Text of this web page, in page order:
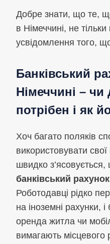
Добре знати, що те,
в Німеччині, не
усвідомлення того,
Банківський
Німеччині – чи
потрібен і як
Хоч багато поляків
використовувати свої
швидко
банківський
Роботодавці рідко
на іноземні рахунки,
оренда житла чи
вимагають місцевого